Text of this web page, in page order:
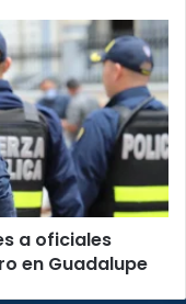
a oficiales
en Guadalupe